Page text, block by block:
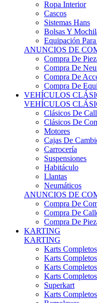
Sistemas Hans
Bolsas Y
Equipación Para
ANUNCIOS DE
Compra De
Compra De
Compra De
Compra De
VEHÍCULOS
VEHÍCULOS
Clásicos De
Clásicos De
Motores
Cajas De
Carrocería
Suspensiones
Habitáculo
Llantas
Neumáticos
ANUNCIOS DE
Compra De
Compra De
Compra De
KARTING
KARTING
Karts Completos
Karts Completos
Karts
Karts
Superkart
Karts Completos
Remolques
PIEZAS Y